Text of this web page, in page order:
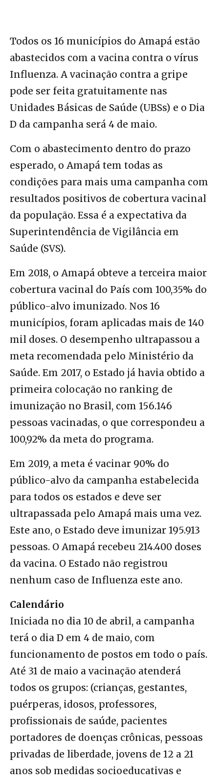
Todos os 16 municípios do Amapá estão
abastecidos com a vacina contra o vírus
Influenza. A vacinação contra a gripe
pode ser feita gratuitamente nas
Unidades Básicas de Saúde (UBSs) e o Dia
D da campanha será 4 de maio.
Com o abastecimento dentro do prazo
esperado, o Amapá tem todas as
condições para mais uma campanha com
resultados positivos de cobertura vacinal
da população. Essa é a expectativa da
Superintendência de Vigilância em
Saúde (SVS).
Em 2018, o Amapá obteve a terceira maior
cobertura vacinal do País com 100,35% do
público-alvo imunizado. Nos 16
municípios, foram aplicadas mais de 140
mil doses. O desempenho ultrapassou a
meta recomendada pelo Ministério da
Saúde. Em 2017, o Estado já havia obtido a
primeira colocação no ranking de
imunização no Brasil, com 156.146
pessoas vacinadas, o que correspondeu a
100,92% da meta do programa.
Em 2019, a meta é vacinar 90% do
público-alvo da campanha estabelecida
para todos os estados e deve ser
ultrapassada pelo Amapá mais uma vez.
Este ano, o Estado deve imunizar 195.913
pessoas. O Amapá recebeu 214.400 doses
da vacina. O Estado não registrou
nenhum caso de Influenza este ano.
Calendário
Iniciada no dia 10 de abril, a campanha
terá o dia D em 4 de maio, com
funcionamento de postos em todo o país.
Até 31 de maio a vacinação atenderá
todos os grupos: (crianças, gestantes,
puérperas, idosos, professores,
profissionais de saúde, pacientes
portadores de doenças crônicas, pessoas
privadas de liberdade, jovens de 12 a 21
anos sob medidas socioeducativas e